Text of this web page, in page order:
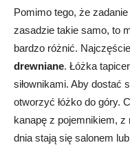
Pomimo tego, że
zasadzie takie samo, to
bardzo różnić.
drewniane. Łóżka
siłownikami. Aby dostać
otworzyć łóżko do góry.
kanapę z pojemnikiem, z
dnia stają się salonem